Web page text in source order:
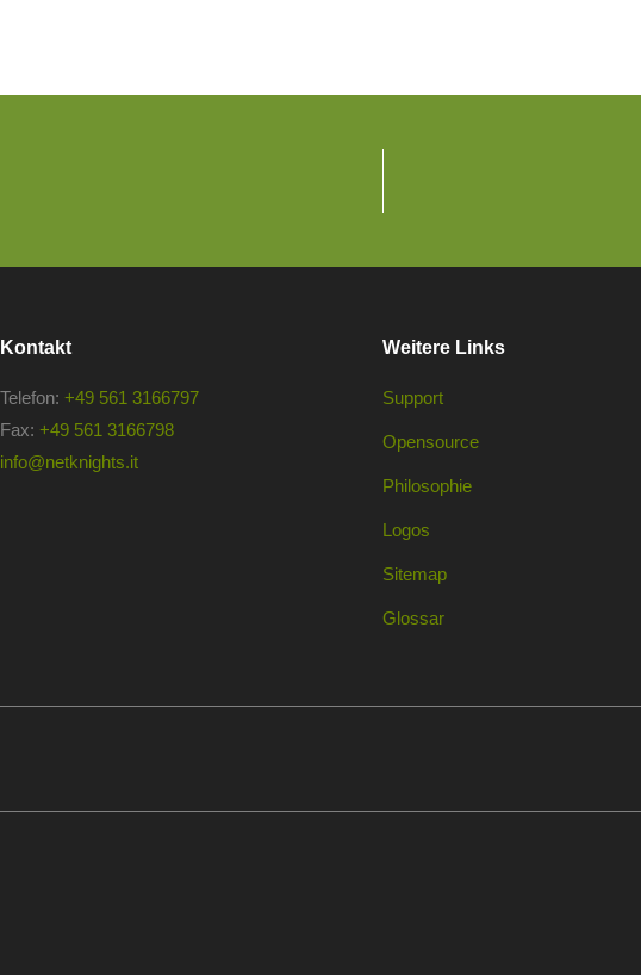
Kontakt
Telefon: +49 561 3166797
Fax: +49 561 3166798
info@netknights.it
Weitere Links
Support
Opensource
Philosophie
Logos
Sitemap
Glossar